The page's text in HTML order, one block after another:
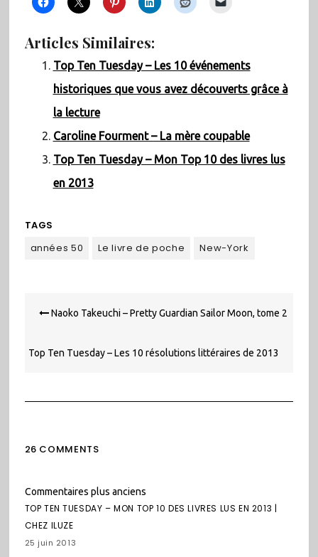
Articles Similaires:
Top Ten Tuesday – Les 10 événements
historiques que vous avez découverts grâce à
la lecture
Caroline Fourment – La mère coupable
Top Ten Tuesday – Mon Top 10 des livres lus
en 2013
TAGS
années 50
Le livre de poche New-York
de Naoko Takeuchi – Pretty Guardian Sailor Moon, tome 2
Top Ten Tuesday – Les 10 résolutions littéraires de 2013
26 COMMENTS
Navigation
dans
les
commentaires
Commentaires plus anciens
TOP TEN TUESDAY – MON TOP 10 DES LIVRES LUS EN 2013 |
CHEZ ILUZE
25 juin 2013